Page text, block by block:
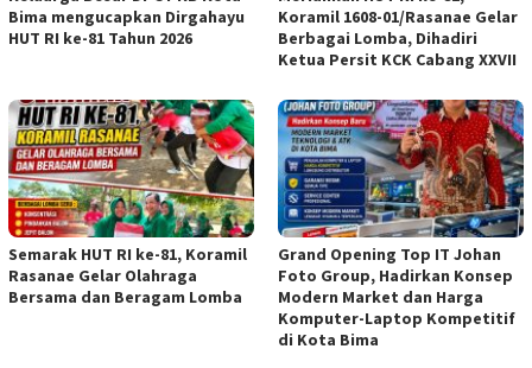
Bima mengucapkan Dirgahayu
HUT RI ke-81 Tahun 2026
Koramil 1608-01/Rasanae Gelar
Berbagai Lomba, Dihadiri
Ketua Persit KCK Cabang XXVII
Semarak HUT RI ke-81, Koramil
Rasanae Gelar Olahraga
Bersama dan Beragam Lomba
Grand Opening Top IT Johan
Foto Group, Hadirkan Konsep
Modern Market dan Harga
Komputer-Laptop Kompetitif
di Kota Bima